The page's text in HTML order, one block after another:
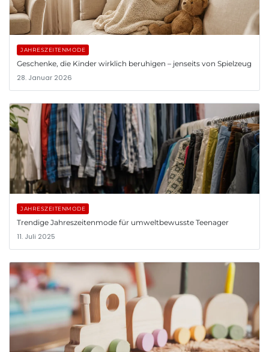
JAHRESZEITENMODE
Geschenke, die Kinder wirklich beruhigen – jenseits von Spielzeug
28. Januar 2026
JAHRESZEITENMODE
Trendige Jahreszeitenmode für umweltbewusste Teenager
11. Juli 2025